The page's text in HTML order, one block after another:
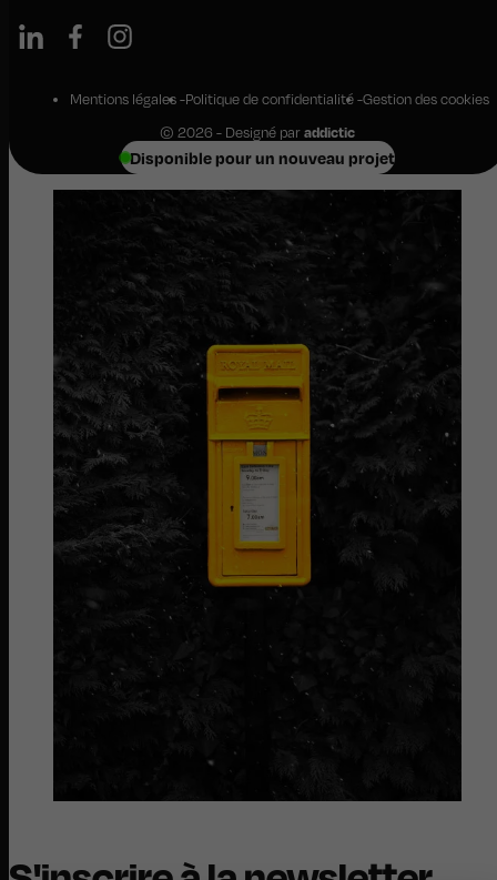
Disponible pour un nouveau projet
Mentions légales Politique de confidentialité Gestion des cookies
© 2026 - Designé paraddictic